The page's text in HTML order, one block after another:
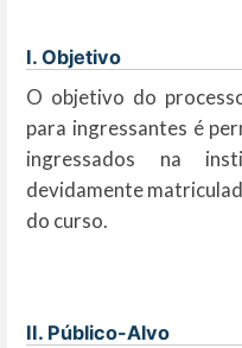
I. Objetivo
O objetivo do
para ingressantes é
ingressados na
devidamente
do curso.
II. Público-Alvo